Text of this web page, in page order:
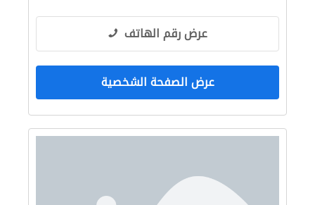
عرض رقم الهاتف
عرض الصفحة الشخصية